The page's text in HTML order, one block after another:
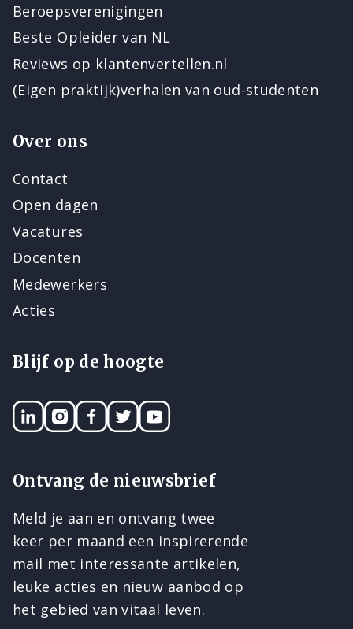
Beroepsverenigingen
Beste Opleider van NL
Reviews op klantenvertellen.nl
(Eigen praktijk)verhalen van oud-studenten
Over ons
Contact
Open dagen
Vacatures
Docenten
Medewerkers
Acties
Blijf op de hoogte
LinkedINInstagram
Facebook
TwitterYouTube
Ontvang de nieuwsbrief
Meld je aan en ontvang twee
keer per maand een inspirerende
mail met interessante artikelen,
leuke acties en nieuw aanbod op
het gebied van vitaal leven.